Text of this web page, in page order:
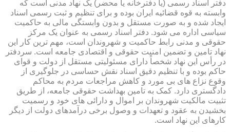
دفتر اسناد رسمی (یا دفترخانه یا محضر) یک نهاد مدنی است که
وابسته به قوه قضائیه ایران بوده و برای تنظیم و ثبت رسمی اسناد
ایجاد شده و به صورت مستقل و بدون وابستگی مالی به حاکمیت
سیاسی اداره می شود. دفتر اسناد رسمی به عنوان یک مرکز
حقوقی و مدنی رابط حاکمیت و شهروندان است، مهم ترین کار این
نهاد تامین و تضمین امنیت حقوقی و اقتصادی جامعه است. سردفتر
در رأس این نهاد شخصاً دارای مسئولیتی مستقل از دولت و قوای
حاکم بوده و با تنظیم دقیق اسناد نقش حساسی در جلوگیری از
وقوع نزاع های بی مورد و کاهش مراجعات مردم به محاکم
دادگستری دارد. کمک به تامین بهداشت حقوقی جامعه، از طریق
تثبیت مالکیت شهروندان بر اموال و دارائی های خود و رسمیت
بخشیدن به عقود و تعهدات و وصول برخی درآمدهای دولت از دیگر
کارهای این نهاد است.